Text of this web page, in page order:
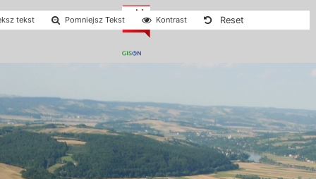
tekst Pomniejsz Tekst Kontrast Reset